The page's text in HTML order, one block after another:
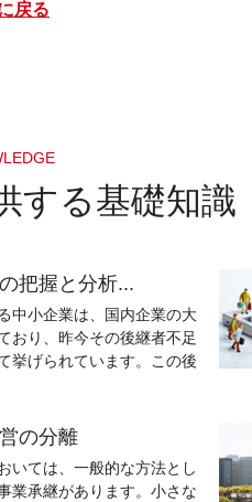
戻る
する基礎知識
把握と分析...
中小企業は、国内企業の大
おり、昨今その後継者不足
挙げられています。この後
の分離
いては、一般的な方法とし
業承継があります。小さな